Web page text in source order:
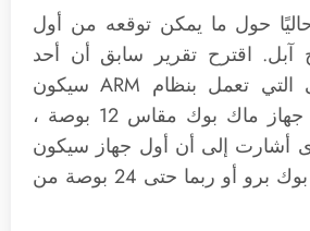
حول ما يمكن توقعه من أول
آبل. اقترح تقرير سابق أن أحد
أجهزة ماك الأولى التي تعمل بنظام ARM سيكون
نسخة مُجدَّدة من جهاز ماك بوك مقاس 12 بوصة ،
أشارت إلى أن أول جهاز سيكون
13 بوصة من ماك بوك برو أو ربما حتى 24 بوصة من